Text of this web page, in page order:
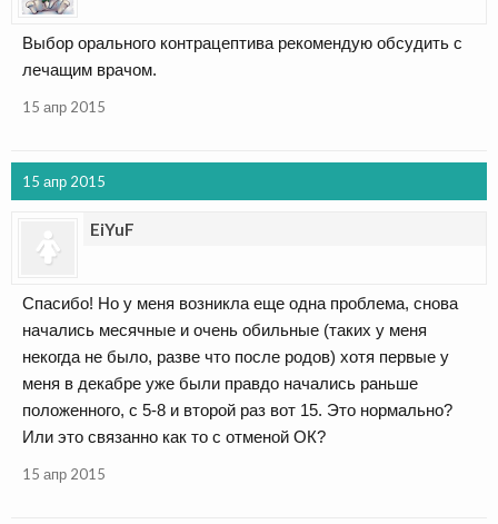
Выбор орального контрацептива рекомендую обсудить с
лечащим врачом.
15 апр 2015
15 апр 2015
EiYuF
Спасибо! Но у меня возникла еще одна проблема, снова
начались месячные и очень обильные (таких у меня
некогда не было, разве что после родов) хотя первые у
меня в декабре уже были правдо начались раньше
положенного, с 5-8 и второй раз вот 15. Это нормально?
Или это связанно как то с отменой ОК?
15 апр 2015